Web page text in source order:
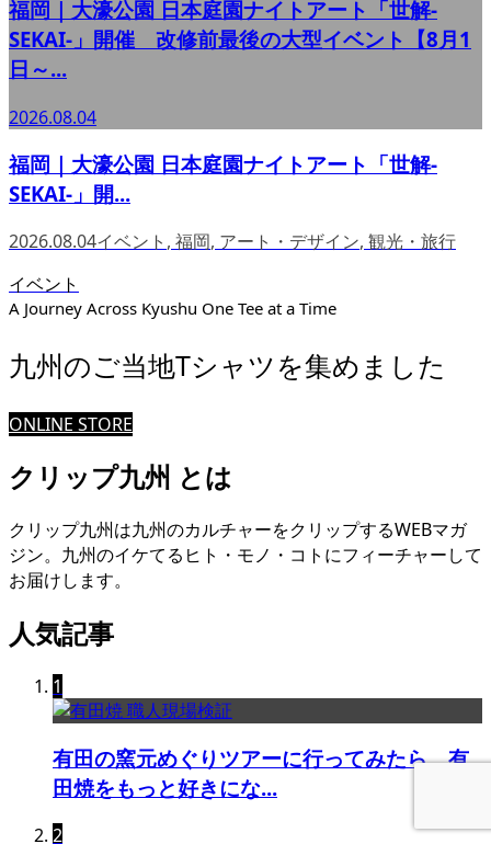
福岡｜大濠公園 日本庭園ナイトアート「世解-
SEKAI-」開催 改修前最後の大型イベント【8月1
日～...
2026.08.04
福岡｜大濠公園 日本庭園ナイトアート「世解-
SEKAI-」開...
2026.08.04イベント , 福岡, アート・デザイン, 観光・旅行
イベント
A Journey Across Kyushu One Tee at a Time
九州のご当地Tシャツを集めました
ONLINE STORE
クリップ九州 とは
クリップ九州は九州のカルチャーをクリップするWEBマガ
ジン。九州のイケてるヒト・モノ・コトにフィーチャーして
お届けします。
人気記事
1
有田の窯元めぐりツアーに行ってみたら、有
田焼をもっと好きにな...
2